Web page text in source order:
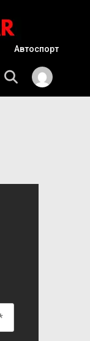
Автоспорт